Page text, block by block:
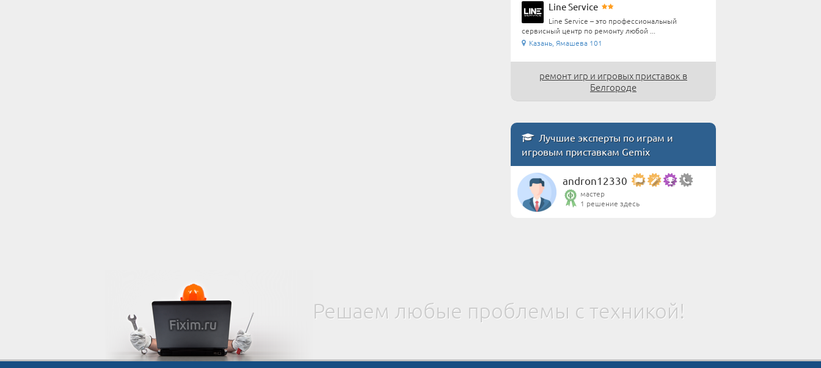
Line Service
Line Service – это профессиональный
сервисный центр по ремонту любой ...
Казань, Ямашева 101
ремонт игр и игровых приставок в
Белгороде
Лучшие эксперты по играм и
игровым приставкам Gemix
andron12330
мастер
1 решение здесь
Решаем любые проблемы с техникой!